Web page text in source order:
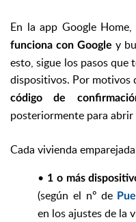
En la app Google Home,
funciona con Google y
esto, sigue los pasos
dispositivos. Por motivos
código de
posteriormente para
Cada vivienda
• 1 o más
(según el nº de
en los ajustes de la